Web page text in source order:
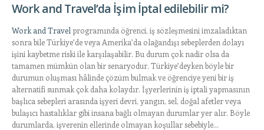
Work and Travel’da İşim İptal edilebilir mi?
Work and Travel programında öğrenci, iş sözleşmesini imzaladıktan
sonra bile Türkiye’de veya Amerika’da olağandışı sebeplerden dolayı
işini kaybetme riski ile karşılaşabilir. Bu durum çok nadir olsa da
tamamen mümkün olan bir senaryodur. Türkiye’deyken böyle bir
durumun oluşması hâlinde çözüm bulmak ve öğrenciye yeni bir iş
alternatifi sunmak çok daha kolaydır. İşyerlerinin iş iptali yapmasının
başlıca sebepleri arasında işyeri devri, yangın, sel, doğal afetler veya
bulaşıcı hastalıklar gibi insana bağlı olmayan durumlar yer alır. Böyle
durumlarda, işverenin ellerinde olmayan koşullar sebebiyle...